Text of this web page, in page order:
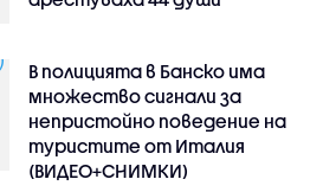
В полицията в Банско има
множество сигнали за
непристойно поведение на
туристите от Италия
(ВИДЕО+СНИМКИ)